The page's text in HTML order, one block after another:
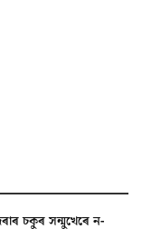
চকুৰ সন্মুখেৰে ন-